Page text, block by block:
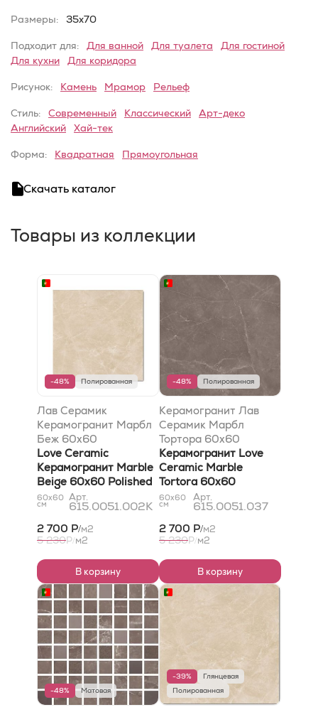
Размеры: 35x70
Подходит для: Для ванной Для туалета
Для гостиной
Для кухни
Для коридора
Рисунок: Камень Мрамор Рельеф
Стиль: Современный Классический
Арт-деко
Английский
Хай-тек
Форма: Квадратная Прямоугольная
Скачать каталог
Товары из коллекции
-48% Полированная
Лав Серамик
Керамогранит Марбл
Беж 60х60
полированный Ретт
Love Ceramic
Керамогранит Marble
Beige 60х60 Polished
Rett
60x60
см
Арт.
615.0051.002K
2 700 Р/м2
5 230Р/м2
В корзину
-48% Полированная
Керамогранит Лав
Серамик Марбл
Тортора 60x60
полированный
Керамогранит Love
Ceramic Marble
Tortora 60x60
Polished
60x60
см
Арт.
615.0051.037
2 700 Р/м2
5 230Р/м2
В корзину
-48% Матовая
-39%
Глянцевая
Полированная